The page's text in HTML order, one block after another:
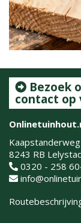
Bezoek
contact op
Kaapstanderweg
8243 RB
0320 - 258